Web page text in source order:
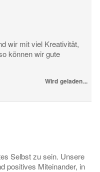
wir mit viel Kreativität,
können wir gute
Wird geladen...
Selbst zu sein. Unsere
positives Miteinander, in